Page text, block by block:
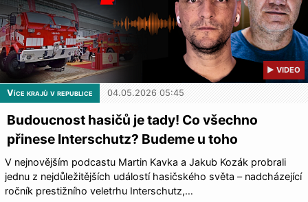
▶ VIDEO
Více krajů v republice 04.05.2026 05:45
Budoucnost hasičů je tady! Co všechno
přinese Interschutz? Budeme u toho
V nejnovějším podcastu Martin Kavka a Jakub Kozák probrali
jednu z nejdůležitějších událostí hasičského světa – nadcházející
ročník prestižního veletrhu Interschutz,…